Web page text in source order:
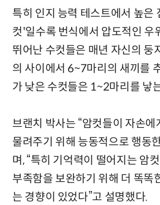
특히 인지 능력 테스트에서 높은
컷'일수록 번식에서 압도적인 우
뛰어난 수컷들은 매년 자신의 둥
의 사이에서 6~7마리의 새끼를
가 낮은 수컷들은 1~2마리를 낳
브랜치 박사는 “암컷들이 자손
물려주기 위해 능동적으로 행동
며, “특히 기억력이 떨어지는 암
부족함을 보완하기 위해 더 똑똑
는 경향이 있었다”고 설명했다.